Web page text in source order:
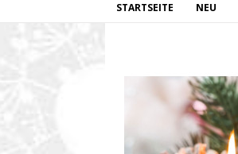
STARTSEITE NEU